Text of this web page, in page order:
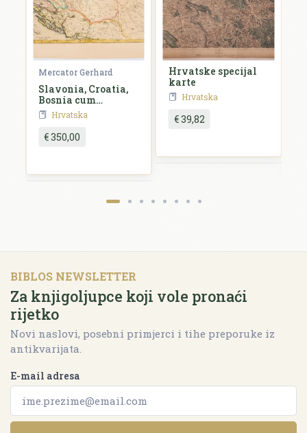
Mercator Gerhard
Slavonia, Croatia,
Bosnia cum
Dalmatiae parte
Hrvatska
€ 350,00
Hrvatske specijal
karte
Hrvatska
€ 39,82
BIBLOS NEWSLETTER
Za knjigoljupce koji vole pronaći
rijetko
Novi naslovi, posebni primjerci i tihe preporuke iz
antikvarijata.
E-mail adresa